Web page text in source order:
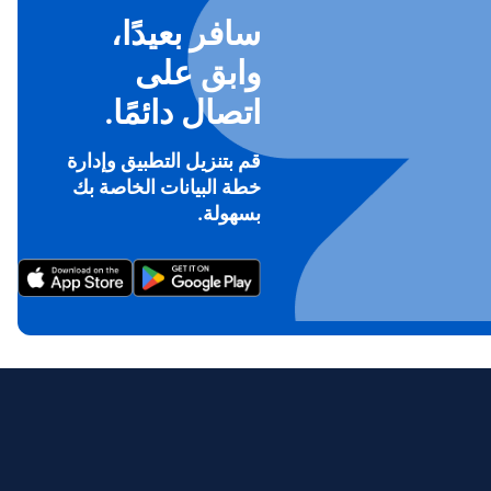
To
in
سافر بعيدًا،
وابق على
اتصال دائمًا.
قم بتنزيل التطبيق وإدارة
خطة البيانات الخاصة بك
بسهولة.